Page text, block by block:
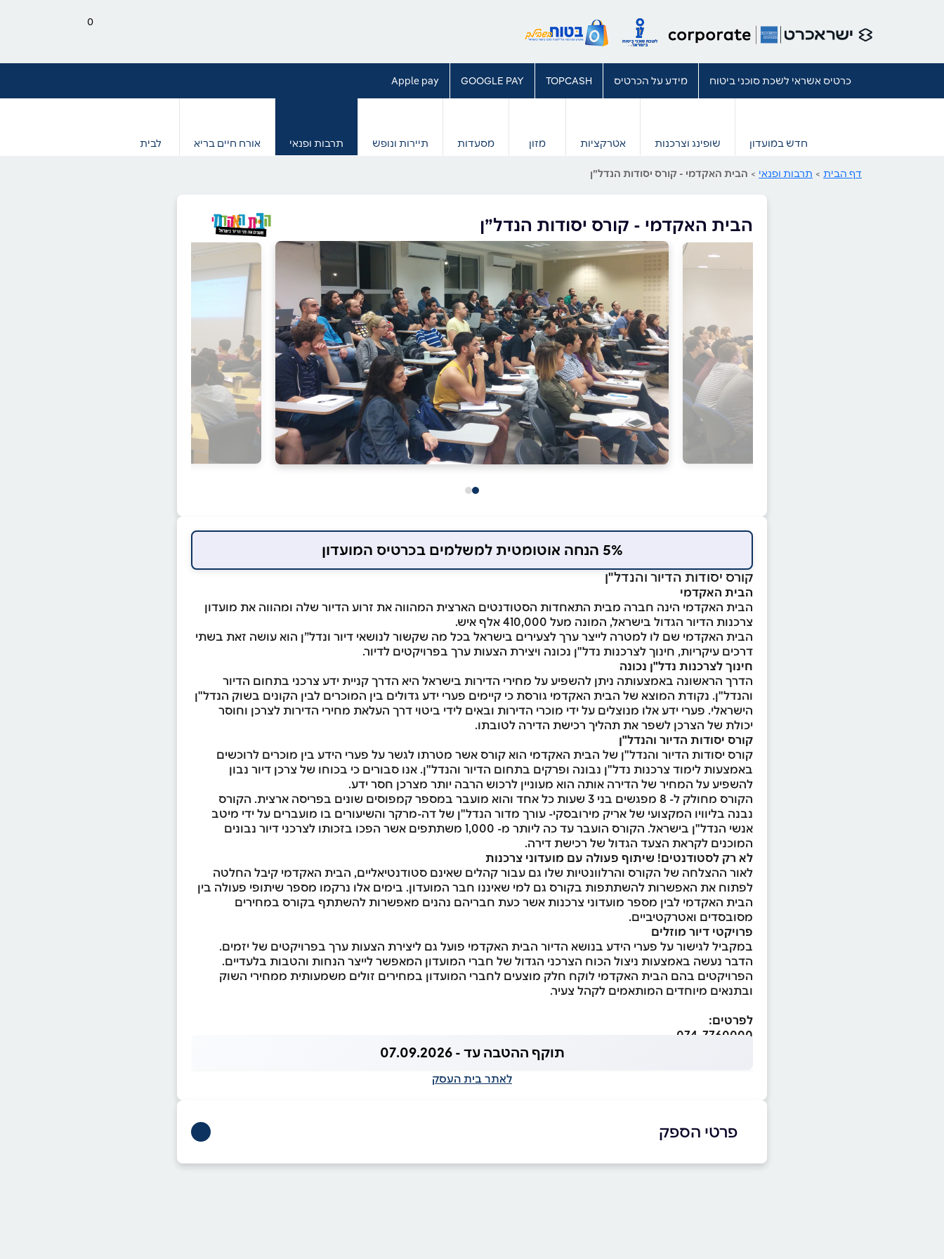
0
כרטיס אשראי לשכת סוכני ביטוח מידע על הכרטיס TOPCASH
GOOGLE PAY
Apple pay
חדש במועדון שופינג וצרכנות אטרקציות מזון מסעדות תיירות ונופש תרבות ופנאי אורח חיים בריא לבית
דף הבית > תרבות ופנאי > הבית האקדמי - קורס יסודות הנדל”ן
הבית האקדמי - קורס יסודות הנדל”ן
5% הנחה אוטומטית למשלמים בכרטיס המועדון
קורס יסודות הדיור והנדל"ן
הבית האקדמי
הבית האקדמי הינה חברה מבית התאחדות הסטודנטים הארצית המהווה את זרוע הדיור שלה ומהווה את מועדון
צרכנות הדיור הגדול בישראל, המונה מעל 410,000 אלף איש.
הבית האקדמי שם לו למטרה לייצר ערך לצעירים בישראל בכל מה שקשור לנושאי דיור ונדל”ן הוא עושה זאת בשתי
דרכים עיקריות, חינוך לצרכנות נדל"ן נכונה ויצירת הצעות ערך בפרויקטים לדיור.
חינוך לצרכנות נדל"ן נכונה
הדרך הראשונה באמצעותה ניתן להשפיע על מחירי הדירות בישראל היא הדרך קניית ידע צרכני בתחום הדיור
והנדל"ן. נקודת המוצא של הבית האקדמי גורסת כי קיימים פערי ידע גדולים בין המוכרים לבין הקונים בשוק הנדל"ן
הישראלי. פערי ידע אלו מנוצלים על ידי מוכרי הדירות ובאים לידי ביטוי דרך העלאת מחירי הדירות לצרכן וחוסר
יכולת של הצרכן לשפר את תהליך רכישת הדירה לטובתו.
קורס יסודות הדיור והנדל"ן
קורס יסודות הדיור והנדל"ן של הבית האקדמי הוא קורס אשר מטרתו לגשר על פערי הידע בין מוכרים לרוכשים
באמצעות לימוד צרכנות נדל"ן נבונה ופרקים בתחום הדיור והנדל"ן. אנו סבורים כי בכוחו של צרכן דיור נבון
להשפיע על המחיר של הדירה אותה הוא מעוניין לרכוש הרבה יותר מצרכן חסר ידע.
הקורס מחולק ל- 8 מפגשים בני 3 שעות כל אחד והוא מועבר במספר קמפוסים שונים בפריסה ארצית. הקורס
נבנה בליוויו המקצועי של אריק מירובסקי- עורך מדור הנדל"ן של דה-מרקר והשיעורים בו מועברים על ידי מיטב
אנשי הנדל"ן בישראל. הקורס הועבר עד כה ליותר מ- 1,000 משתתפים אשר הפכו בזכותו לצרכני דיור נבונים
המוכנים לקראת הצעד הגדול של רכישת דירה.
לא רק לסטודנטים! שיתוף פעולה עם מועדוני צרכנות
לאור ההצלחה של הקורס והרלוונטיות שלו גם עבור קהלים שאינם סטודנטיאליים, הבית האקדמי קיבל החלטה
לפתוח את האפשרות להשתתפות בקורס גם למי שאיננו חבר המועדון. בימים אלו נרקמו מספר שיתופי פעולה בין
הבית האקדמי לבין מספר מועדוני צרכנות אשר כעת חבריהם נהנים מאפשרות להשתתף בקורס במחירים
מסובסדים ואטרקטיביים.
פרויקטי דיור מוזלים
במקביל לגישור על פערי הידע בנושא הדיור הבית האקדמי פועל גם ליצירת הצעות ערך בפרויקטים של יזמים.
הדבר נעשה באמצעות ניצול הכוח הצרכני הגדול של חברי המועדון המאפשר לייצר הנחות והטבות בלעדיים.
הפרויקטים בהם הבית האקדמי לוקח חלק מוצעים לחברי המועדון במחירים זולים משמעותית ממחירי השוק
ובתנאים מיוחדים המותאמים לקהל צעיר.
לפרטים:
074-7760000
תוקף ההטבה עד - 07.09.2026
לאתר בית העסק
פרטי הספק